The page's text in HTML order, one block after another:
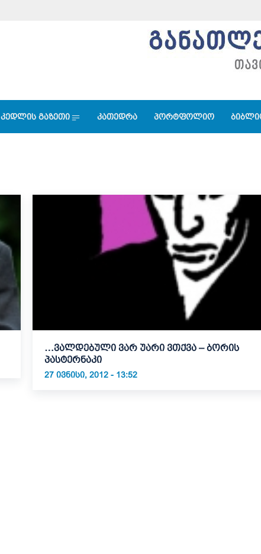
კედლის გაზეთი კათედრა პორტფოლიო
…ვალდებული ვარ უარი ვთქვა – ბორის
პასტერნაკი
27 ᲘᲕᲜᲘᲡᲘ, 2012 - 13:52